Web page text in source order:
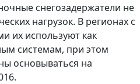
снегозадержатели не
нагрузок. В регионах с
их используют как
системам, при этом
основываться на